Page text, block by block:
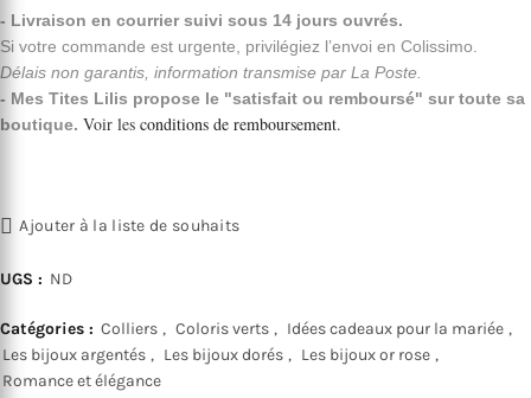
- Livraison en courrier suivi sous 14 jours ouvrés.
Si votre commande est urgente, privilégiez l’envoi en Colissimo.
Délais non garantis, information transmise par La Poste.
- Mes Tites Lilis propose le "satisfait ou remboursé" sur toute sa
boutique. Voir les conditions de remboursement.
Ajouter à la liste de souhaits
UGS : ND
Catégories : Colliers , Coloris verts , Idées cadeaux pour la mariée ,
Les bijoux argentés , Les bijoux dorés , Les bijoux or rose ,
Romance et élégance